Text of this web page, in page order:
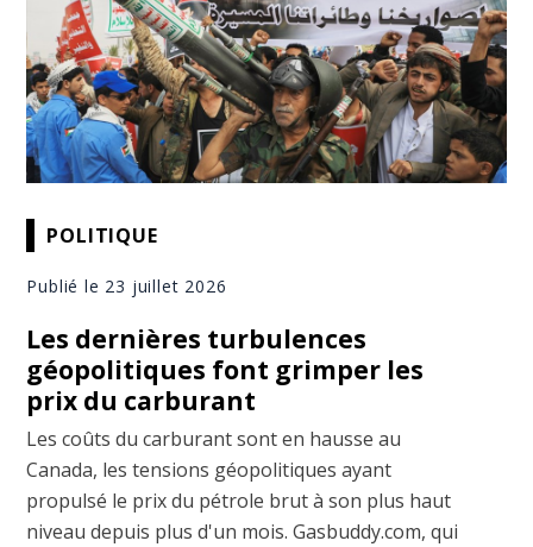
POLITIQUE
Publié le 23 juillet 2026
Les dernières turbulences
géopolitiques font grimper les
prix du carburant
Les coûts du carburant sont en hausse au
Canada, les tensions géopolitiques ayant
propulsé le prix du pétrole brut à son plus haut
niveau depuis plus d'un mois. Gasbuddy.com, qui